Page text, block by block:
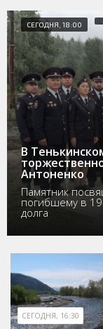
СЕГОДНЯ, 18:00
В
Антоненко
Памятник
погибшему в
долга
СЕГОДНЯ, 16:30